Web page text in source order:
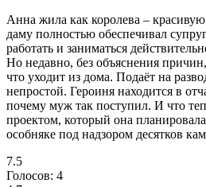
Анна жила как королева –
даму полностью обеспечивал
работать и заниматься
Но недавно, без объяснения
что уходит из дома. Подаёт на
непростой. Героиня находится в
почему муж так поступил. И что
проектом, который она
особняке под надзором десятков
7.5
Голосов: 4